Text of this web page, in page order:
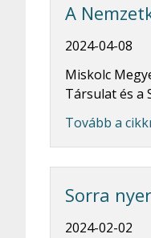
A
2024-04-08
Miskolc
Társulat és a
Tovább a
Sorra
2024-02-02